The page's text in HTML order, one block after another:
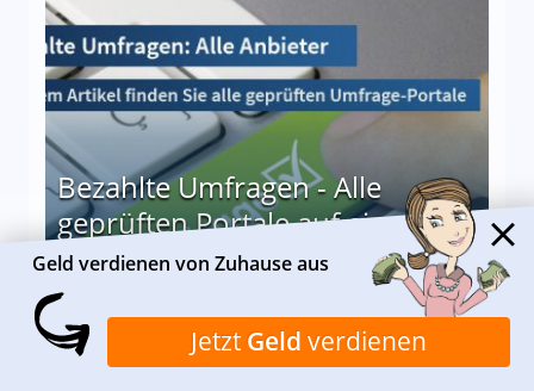
Bezahlte Umfragen - Alle
geprüften Portale auf einen
Blick
auf einen Blick
Geld verdienen von Zuhause aus
Jetzt Geld verdienen